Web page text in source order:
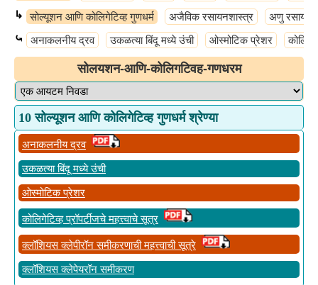
↳ सोल्यूशन आणि कोलिगेटिव्ह गुणधर्म अजैविक रसायनशास्त्र अणु
⤿ अनाकलनीय द्रव उकळत्या बिंदू मध्ये उंची ओस्मोटिक प्रेशर
सोलयशन-आणि-कोलिगटिवह-गणधरम
10 सोल्यूशन आणि कोलिगेटिव्ह गुणधर्म श्रेण्या
अनाकलनीय द्रव
उकळत्या बिंदू मध्ये उंची
ओस्मोटिक प्रेशर
कोलिगेटिव्ह प्रॉपर्टीजचे महत्त्वाचे सूत्र
क्लॉशियस क्लेपीरॉन समीकरणाची महत्त्वाची सूत्रे
क्लॉशियस क्लेपेयरॉन समीकरण